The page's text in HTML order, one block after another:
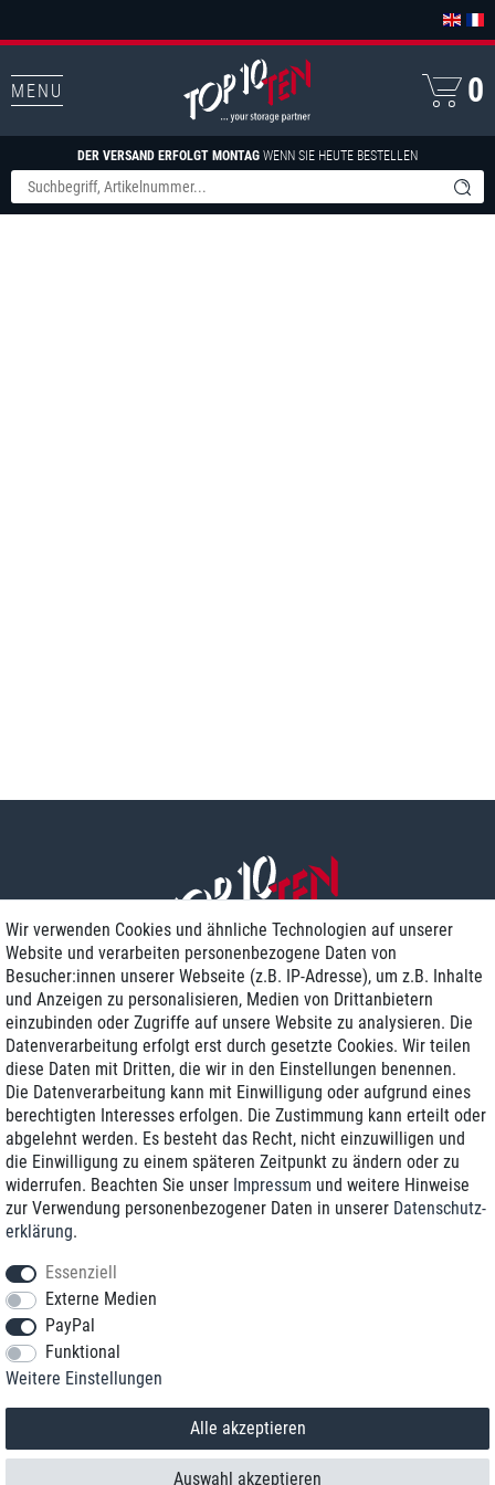
MENU
DER VERSAND ERFOLGT MONTAG WENN SIE HEUTE BESTELLEN
0
Zustellung am nächsten Werktag
Günstiger Versand
Generalüberholt mit Garantie
+49 8989 96160*
*Sie erreichen uns zum Ortstarif von Montag bis Freitag von 9 Uhr - 18 Uhr.
© 2018 TOP TEN Computervertrieb GmbH
Wir verwenden Cookies und ähnliche Technologien auf unserer
Website und verarbeiten personenbezogene Daten von
Besucher:innen unserer Webseite (z.B. IP-Adresse), um z.B. Inhalte
und Anzeigen zu personalisieren, Medien von Drittanbietern
einzubinden oder Zugriffe auf unsere Website zu analysieren. Die
Datenverarbeitung erfolgt erst durch gesetzte Cookies. Wir teilen
diese Daten mit Dritten, die wir in den Einstellungen benennen.
Die Datenverarbeitung kann mit Einwilligung oder aufgrund eines
berechtigten Interesses erfolgen. Die Zustimmung kann erteilt oder
abgelehnt werden. Es besteht das Recht, nicht einzuwilligen und
die Einwilligung zu einem späteren Zeitpunkt zu ändern oder zu
widerrufen. Beachten Sie unser Impressum und weitere Hinweise
zur Verwendung personenbezogener Daten in unserer Daten­schutz­
erklärung.
Essenziell
Externe Medien
PayPal
Funktional
Weitere Einstellungen
Alle akzeptieren
Auswahl akzeptieren